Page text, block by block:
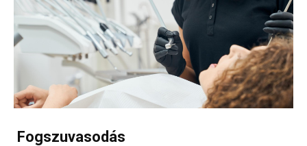
Fogszuvasodás